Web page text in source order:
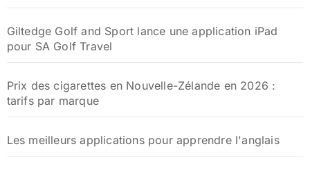
Giltedge Golf and Sport lance une application iPad
pour SA Golf Travel
Prix des cigarettes en Nouvelle-Zélande en 2026 :
tarifs par marque
Les meilleurs applications pour apprendre l'anglais